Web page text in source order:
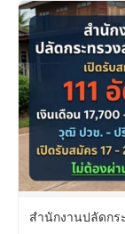
สำนักงานปลัดกร